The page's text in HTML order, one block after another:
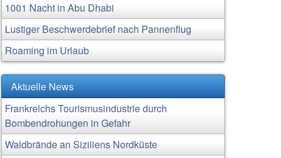
1001 Nacht in Abu Dhabi
Lustiger Beschwerdebrief nach Pannenflug
Roaming im Urlaub
Aktuelle News
Frankreichs Tourismusindustrie durch
Bombendrohungen in Gefahr
Waldbrände an Siziliens Nordküste